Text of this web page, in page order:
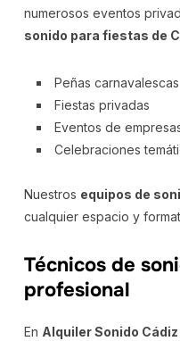
numerosos eventos
sonido para fiestas de
Peñas carnavalescas
Fiestas privadas
Eventos de
Celebraciones
Nuestros equipos de
cualquier espacio y
Técnicos de
profesional
En Alquiler Sonido Cádiz